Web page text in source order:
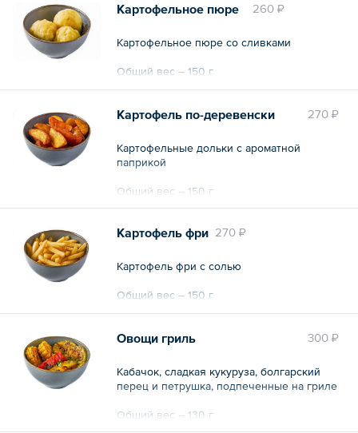
260 ₽
Картофельное пюре
Картофельное пюре со сливками
Общий вес – 150 г
270 ₽
Картофель по-деревенски
Картофельные дольки с ароматной
паприкой
Общий вес – 150 г
270 ₽
Картофель фри
Картофель фри с солью
Общий вес – 150 г
300 ₽
Овощи гриль
Кабачок, сладкая кукуруза, болгарский
перец и петрушка, подпеченные на гриле
Общий вес – 130 г